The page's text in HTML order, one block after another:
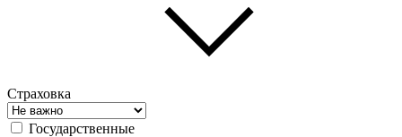
Страховка
Государственные